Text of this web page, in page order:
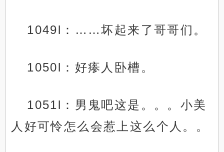
1049l：……坏起来了哥哥们。
1050l：好瘆人卧槽。
1051l：男鬼吧这是。。。小美
人好可怜怎么会惹上这么个人。。